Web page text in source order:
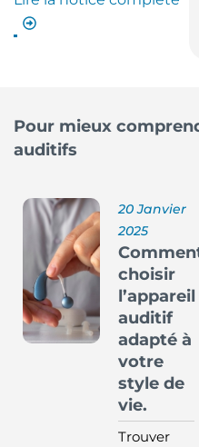
Pour mieux
auditifs
20 Janvier
2025
choisir
l’appareil
auditif
adapté à
votre
style de
vie.
Trouver